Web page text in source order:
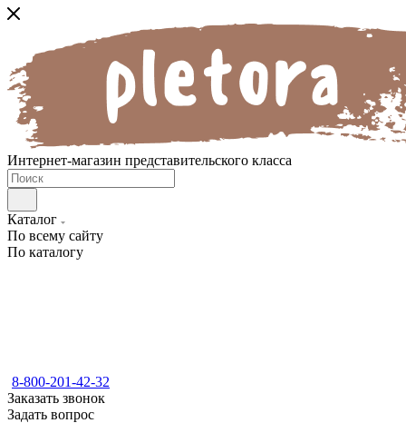
Интернет-магазин представительского класса
Каталог
По всему сайту
По каталогу
8-800-201-42-32
Заказать звонок
Задать вопрос